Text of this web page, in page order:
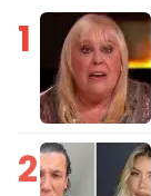
1
2